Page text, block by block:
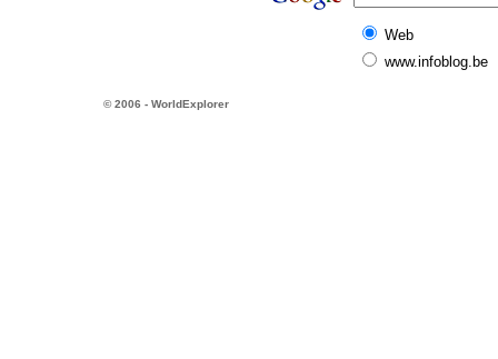
Web
www.infoblog.be
© 2006 - WorldExplorer